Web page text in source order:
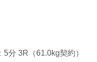
分 3R（61.0kg契約）